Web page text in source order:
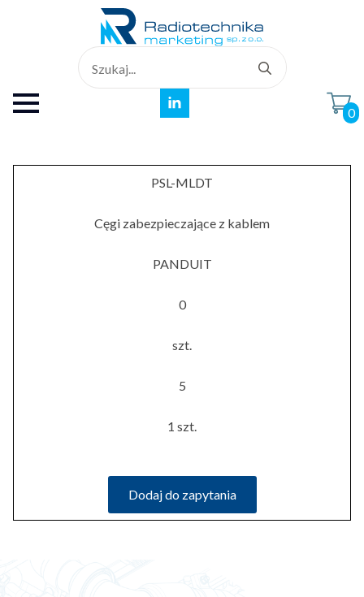
for:
0
PSL-MLDT
Cęgi zabezpieczające z kablem
PANDUIT
0
szt.
5
1 szt.
Dodaj do zapytania